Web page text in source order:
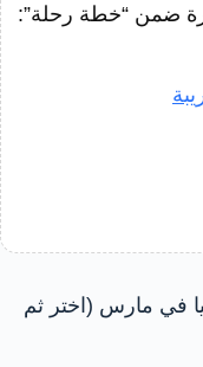
ضمن “خطة رحلة”:
في مارس (اختر ثم